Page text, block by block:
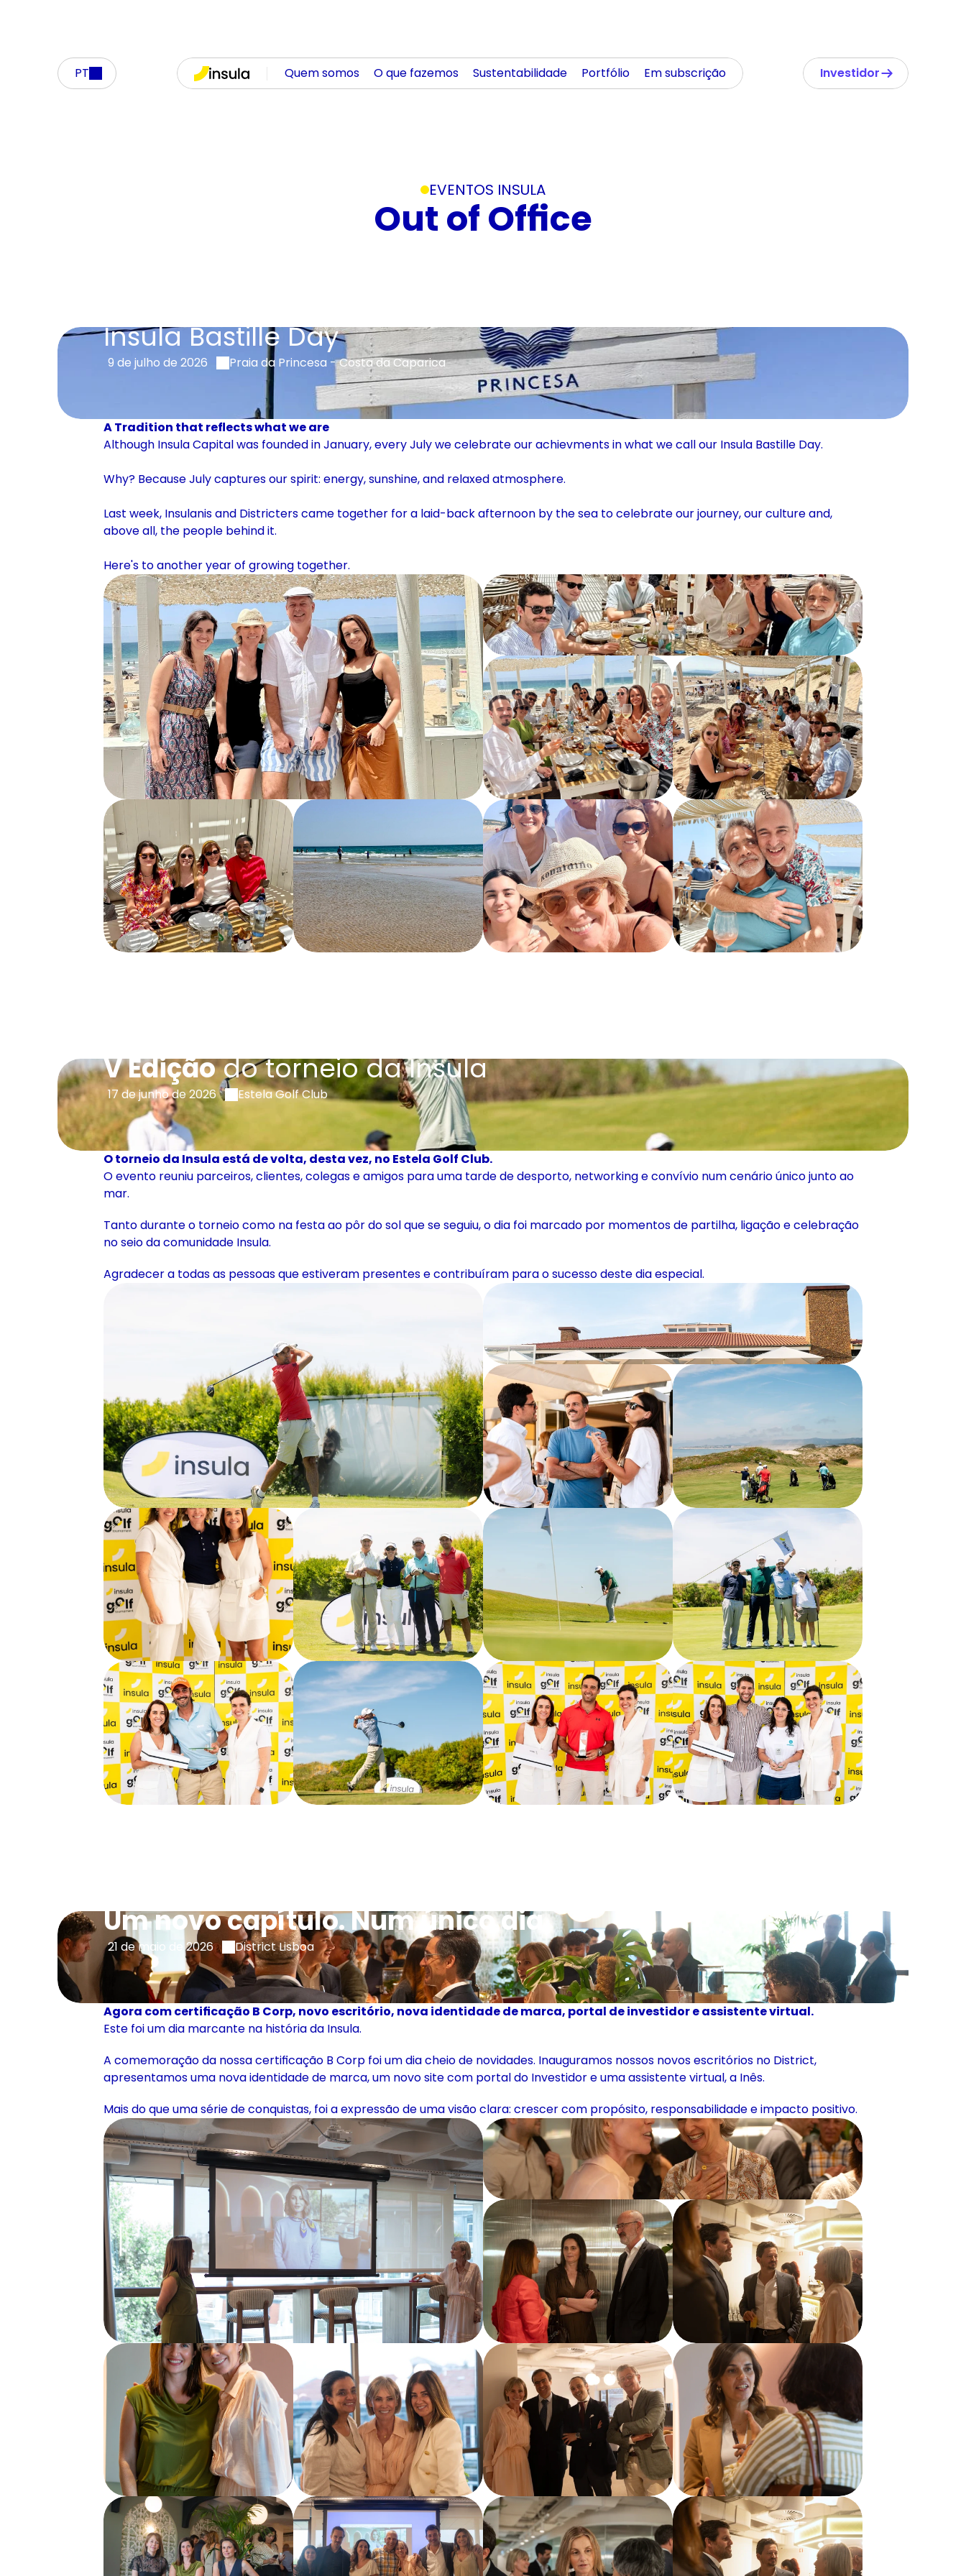
PT Quem somos O que fazemos Sustentabilidade Portfólio Em subscrição Investidor
EVENTOS INSULA
Out of Office
Insula Bastille Day
9 de julho de 2026 Praia da Princesa - Costa da Caparica
A Tradition that reflects what we are
Although Insula Capital was founded in January, every July we celebrate our achievments in what we call our Insula Bastille Day.
Why? Because July captures our spirit: energy, sunshine, and relaxed atmosphere.
Last week, Insulanis and Districters came together for a laid-back afternoon by the sea to celebrate our journey, our culture and,
above all, the people behind it.
Here's to another year of growing together.
V Edição do torneio da Insula
17 de junho de 2026 Estela Golf Club
O torneio da Insula está de volta, desta vez, no Estela Golf Club.
O evento reuniu parceiros, clientes, colegas e amigos para uma tarde de desporto, networking e convívio num cenário único junto ao
mar.
Tanto durante o torneio como na festa ao pôr do sol que se seguiu, o dia foi marcado por momentos de partilha, ligação e celebração
no seio da comunidade Insula.
Agradecer a todas as pessoas que estiveram presentes e contribuíram para o sucesso deste dia especial.
Um novo capítulo. Num único dia.
21 de maio de 2026 District Lisboa
Agora com certificação B Corp, novo escritório, nova identidade de marca, portal de investidor e assistente virtual.
Este foi um dia marcante na história da Insula.
A comemoração da nossa certificação B Corp foi um dia cheio de novidades. Inauguramos nossos novos escritórios no District,
apresentamos uma nova identidade de marca, um novo site com portal do Investidor e uma assistente virtual, a Inês.
Mais do que uma série de conquistas, foi a expressão de uma visão clara: crescer com propósito, responsabilidade e impacto positivo.